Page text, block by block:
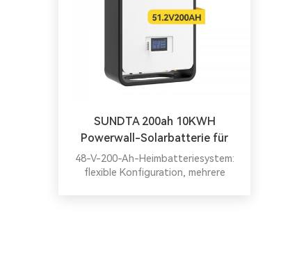
SUNDTA 200ah 10KWH
Powerwall-Solarbatterie für
Speichersystemkosten
48-V-200-Ah-Heimbatteriesystem:
flexible Konfiguration, mehrere